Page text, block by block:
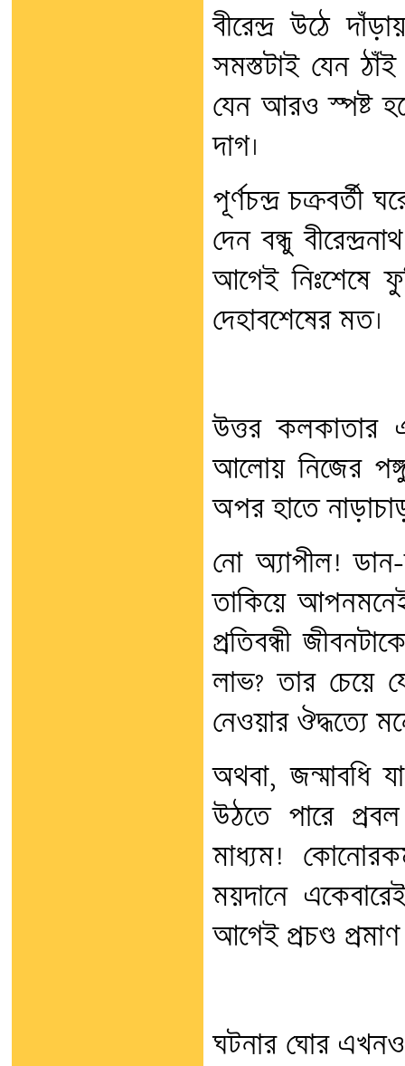
বীরেন্দ্র উঠে
সমস্তটাই যেন
যেন আরও স্পষ্ট
দাগ।
পূর্ণচন্দ্র চক্রবর্তী
দেন বন্ধু
আগেই নিঃশেষে
দেহাবশেষের মত।
উত্তর কলকাতার
আলোয় নিজের
অপর হাতে
নো অ্যাপীল!
তাকিয়ে
প্রতিবন্ধী
লাভ? তার চেয়ে
নেওয়ার ঔদ্ধত্যে
অথবা, জন্মাবধি
উঠতে পারে
মাধ্যম!
ময়দানে
আগেই প্রচণ্ড
ঘটনার ঘোর এখনও